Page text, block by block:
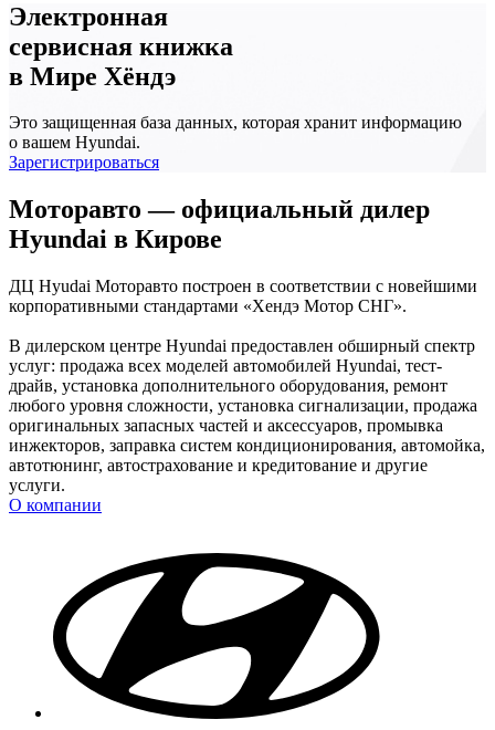
Электронная
сервисная книжка
в Мире Хёндэ
Это защищенная база данных, которая хранит информацию
о вашем Hyundai.
Зарегистрироваться
Моторавто — официальный дилер
Hyundai в Кирове
ДЦ Hyudai Моторавто построен в соответствии с новейшими
корпоративными стандартами «Хендэ Мотор СНГ».
В дилерском центре Hyundai предоставлен обширный спектр
услуг: продажа всех моделей автомобилей Hyundai, тест-
драйв, установка дополнительного оборудования, ремонт
любого уровня сложности, установка сигнализации, продажа
оригинальных запасных частей и аксессуаров, промывка
инжекторов, заправка систем кондиционирования, автомойка,
автотюнинг, автострахование и кредитование и другие
услуги.
О компании